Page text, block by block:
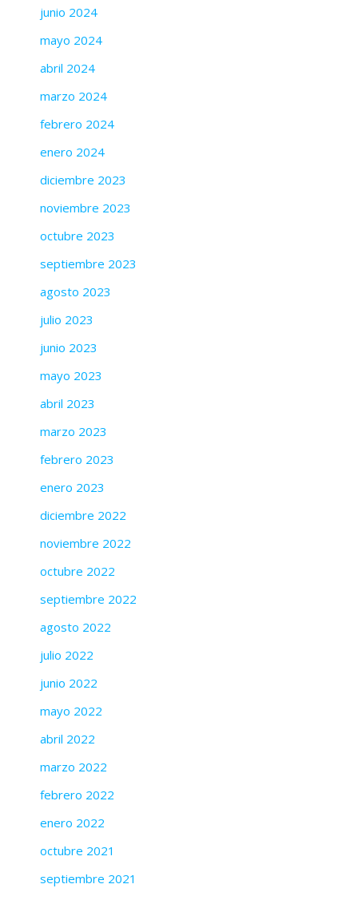
junio 2024
mayo 2024
abril 2024
marzo 2024
febrero 2024
enero 2024
diciembre 2023
noviembre 2023
octubre 2023
septiembre 2023
agosto 2023
julio 2023
junio 2023
mayo 2023
abril 2023
marzo 2023
febrero 2023
enero 2023
diciembre 2022
noviembre 2022
octubre 2022
septiembre 2022
agosto 2022
julio 2022
junio 2022
mayo 2022
abril 2022
marzo 2022
febrero 2022
enero 2022
octubre 2021
septiembre 2021